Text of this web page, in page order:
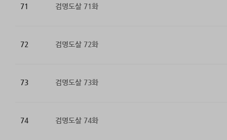
71 검명도살 71화
72 검명도살 72화
73 검명도살 73화
74 검명도살 74화